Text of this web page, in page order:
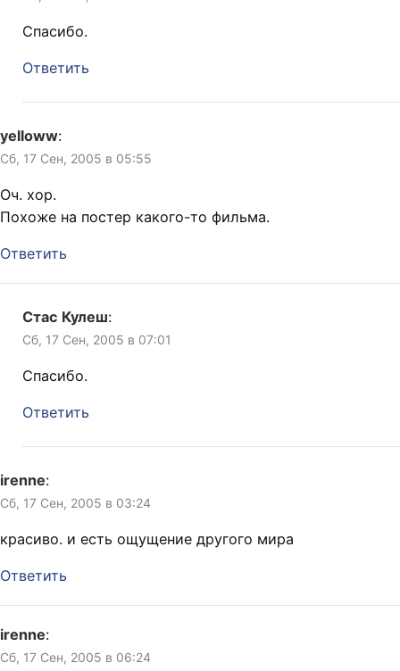
Спасибо.
Ответить
yelloww:
Сб, 17 Сен, 2005 в 05:55
Оч. хор.
Похоже на постер какого-то фильма.
Ответить
Стас Кулеш:
Сб, 17 Сен, 2005 в 07:01
Спасибо.
Ответить
irenne:
Сб, 17 Сен, 2005 в 03:24
красиво. и есть ощущение другого мира
Ответить
irenne:
Сб, 17 Сен, 2005 в 06:24